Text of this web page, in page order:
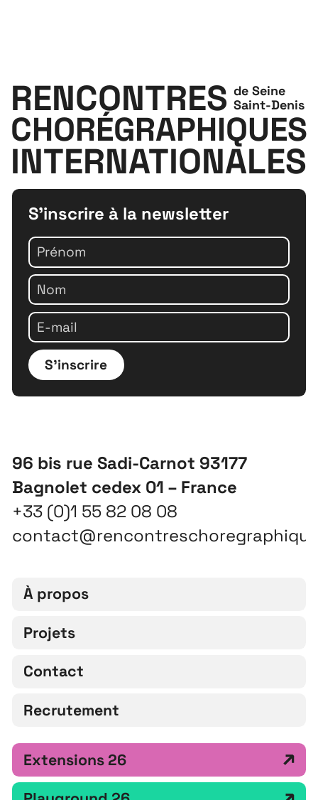
RENCONTRES
CHORÉGRAPHIQUES
INTERNATIONALES
de Seine
Saint-Denis
S'inscrire à la newsletter
S'inscrire
96 bis rue Sadi-Carnot 93177
Bagnolet cedex 01 – France
+33 (0)1 55 82 08 08
À propos
Projets
Contact
Recrutement
Extensions 26